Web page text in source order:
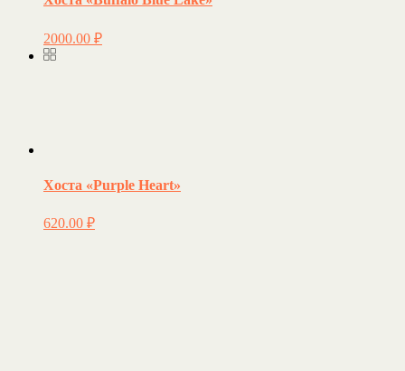
2000.00 ₽
Хоста «Purple Heart»
620.00 ₽